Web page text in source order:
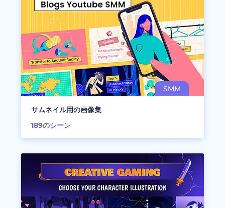
サムネイル用の画像集
189のシーン